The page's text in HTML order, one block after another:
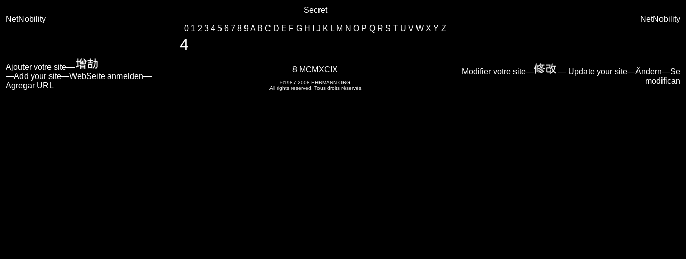
NetNobility
Secret
0 1 2 3 4 5 6 7 8 9A B C D E F G H J K L M N O P Q R S T U V W X Y Z
NetNobility
4
Ajouter votre site—
—Add your site—WebSeite anmelden—
Agregar URL
8 MCMXCIX
©1987-2008 EHRMANN.ORG
All rights reserved. Tous droits réservés.
Modifier votre site—
— Update your site—Ändern—Se
modifican